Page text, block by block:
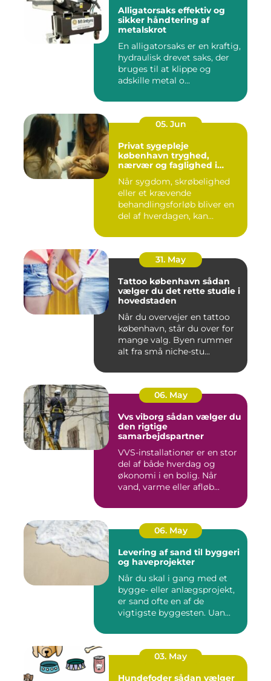
Alligatorsaks effektiv og
sikker håndtering af
metalskrot
En alligatorsaks er en kraftig,
hydraulisk drevet saks, der
bruges til at klippe og
adskille metal o...
05. Jun
Privat sygepleje
københavn tryghed,
nærvær og faglighed i
Når sygdom, skrøbelighed
eller et krævende
behandlingsforløb bliver en
del af hverdagen, kan
31. May
Tattoo københavn sådan
vælger du det rette studie i
hovedstaden
Når du overvejer en tattoo
københavn, står du over for
mange valg. Byen rummer
alt fra små niche-stu...
06. May
Vvs viborg sådan vælger du
den rigtige
samarbejdspartner
VVS-installationer er en stor
del af både hverdag og
økonomi i en bolig. Når
vand, varme eller afløb...
06. May
Levering af sand til byggeri
og haveprojekter
Når du skal i gang med et
bygge- eller anlægsprojekt,
er sand ofte en af de
vigtigste byggesten. Uan...
03. May
Hundefoder sådan vælger